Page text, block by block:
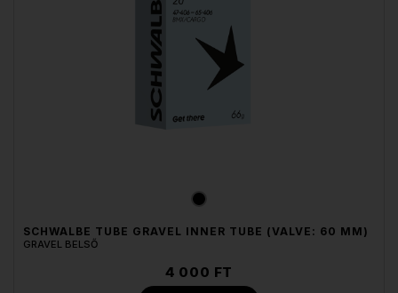
SCHWALBE TUBE GRAVEL INNER TUBE (VALVE: 60 MM)
GRAVEL BELSŐ
4 000 FT